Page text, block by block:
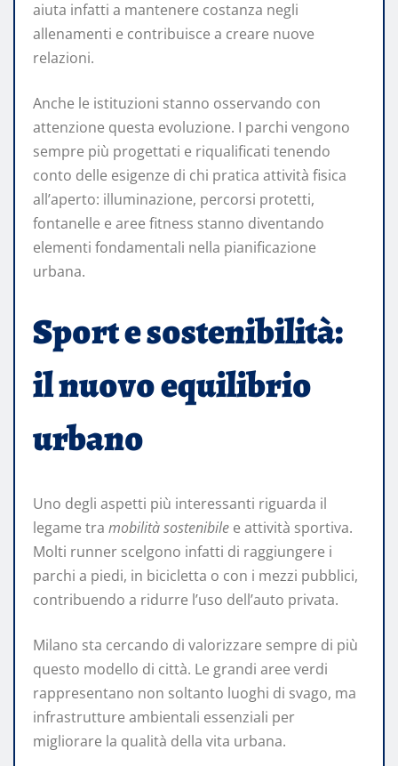
aiuta infatti a mantenere costanza negli
allenamenti e contribuisce a creare nuove
relazioni.
Anche le istituzioni stanno osservando con
attenzione questa evoluzione. I parchi vengono
sempre più progettati e riqualificati tenendo
conto delle esigenze di chi pratica attività fisica
all’aperto: illuminazione, percorsi protetti,
fontanelle e aree fitness stanno diventando
elementi fondamentali nella pianificazione
urbana.
Sport e sostenibilità:
il nuovo equilibrio
urbano
Uno degli aspetti più interessanti riguarda il
legame tra mobilità sostenibile e attività sportiva.
Molti runner scelgono infatti di raggiungere i
parchi a piedi, in bicicletta o con i mezzi pubblici,
contribuendo a ridurre l’uso dell’auto privata.
Milano sta cercando di valorizzare sempre di più
questo modello di città. Le grandi aree verdi
rappresentano non soltanto luoghi di svago, ma
infrastrutture ambientali essenziali per
migliorare la qualità della vita urbana.